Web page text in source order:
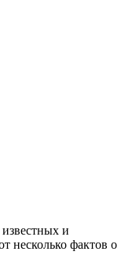
и
несколько фактов о